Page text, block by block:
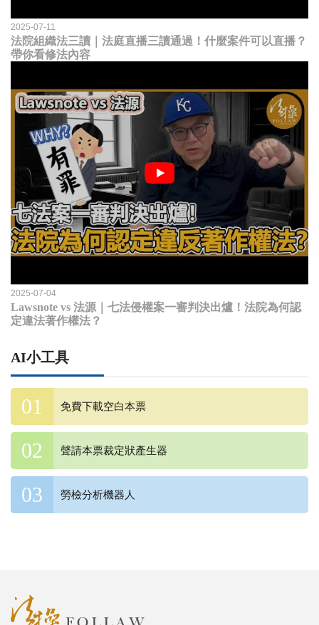
2025-07-11
法院組織法三讀｜法庭直播三讀通過！什麼案件可以直播？
帶你看修法內容
2025-07-04
Lawsnote vs 法源｜七法侵權案一審判決出爐！法院為何認
定違法著作權法？
AI小工具
免費下載空白本票
聲請本票裁定狀產生器
勞檢分析機器人